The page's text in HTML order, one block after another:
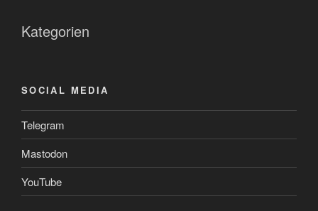
Kategorien
SOCIAL MEDIA
Telegram
Mastodon
YouTube